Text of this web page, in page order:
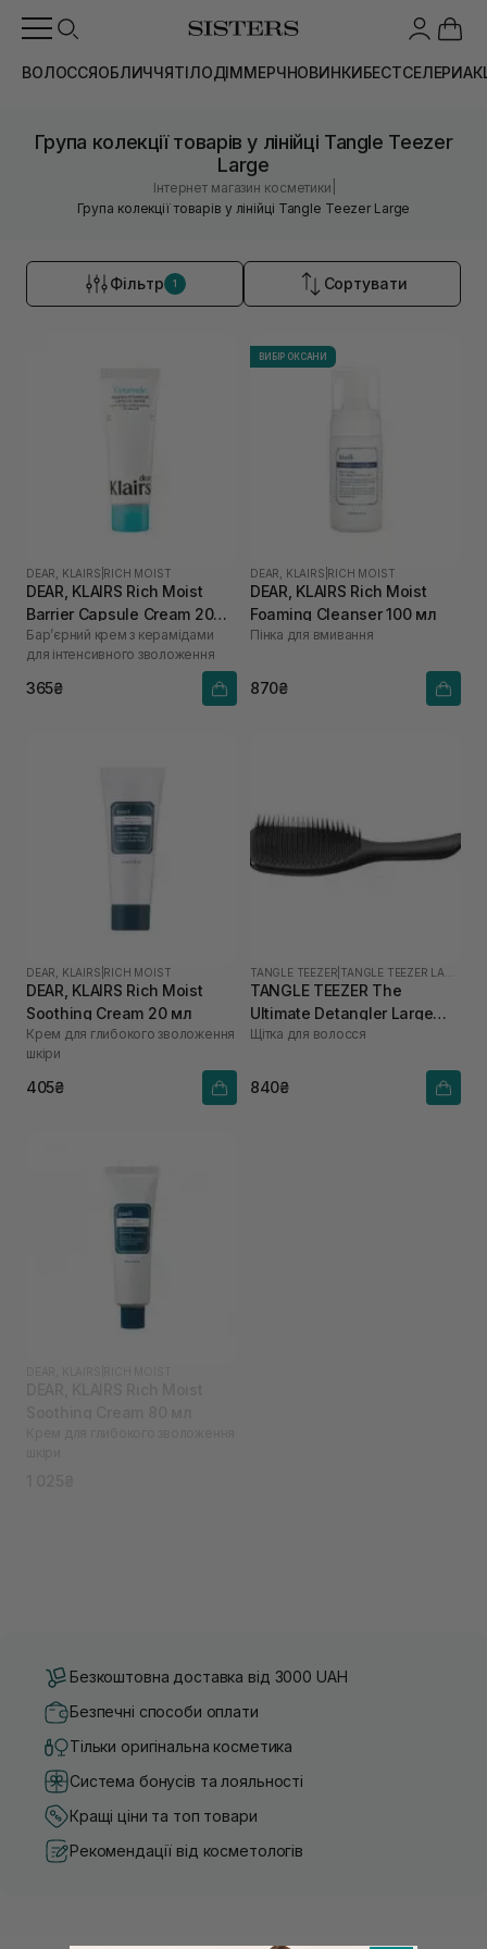
ВОЛОССЯОБЛИЧЧЯТІЛОДІММЕРЧНОВИНКИБЕСТСЕЛЕРИ
Група колекції товарів у лінійці Tangle Teezer
Large
Інтернет магазин косметики
Група колекції товарів у лінійці Tangle Teezer Large
Фільтр 1 Сортувати
DEAR, KLAIRS RICH MOIST
DEAR, KLAIRS Rich Moist
Barrier Capsule Cream 20
мл
Бар’єрний крем з керамідами
для інтенсивного зволоження
365₴
ВИБІР ОКСАНИ
DEAR, KLAIRS RICH MOIST
DEAR, KLAIRS Rich Moist
Foaming Cleanser 100 мл
Пінка для вмивання
870₴
DEAR, KLAIRS RICH MOIST
DEAR, KLAIRS Rich Moist
Soothing Cream 20 мл
Крем для глибокого зволоження
шкіри
405₴
TANGLE TEEZER
TANGLE TEEZER The
Ultimate Detangler Large
Black Gloss
Щітка для волосся
840₴
Безкоштовна доставка від 3000 UAH
Безпечні способи оплати
Тільки оригінальна косметика
Система бонусів та лояльності
Кращі ціни та топ товари
Рекомендації від косметологів